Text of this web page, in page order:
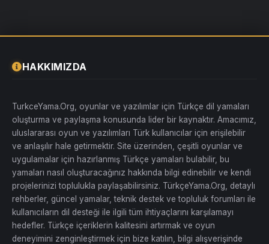
HAKKIMIZDA
TurkceYama.Org, oyunlar ve yazılımlar için Türkçe dil yamaları
oluşturma ve paylaşma konusunda lider bir kaynaktır. Amacımız,
uluslararası oyun ve yazılımları Türk kullanıcılar için erişilebilir
ve anlaşılır hale getirmektir. Site üzerinden, çeşitli oyunlar ve
uygulamalar için hazırlanmış Türkçe yamaları bulabilir, bu
yamaları nasıl oluşturacağınız hakkında bilgi edinebilir ve kendi
projelerinizi toplulukla paylaşabilirsiniz. TürkçeYama.Org, detaylı
rehberler, güncel yamalar, teknik destek ve topluluk forumları ile
kullanıcıların dil desteği ile ilgili tüm ihtiyaçlarını karşılamayı
hedefler. Türkçe içeriklerin kalitesini artırmak ve oyun
deneyimini zenginleştirmek için bize katılın, bilgi alışverişinde